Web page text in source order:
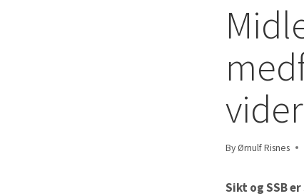
ByØrnulf Risnes
Sikt og SSB